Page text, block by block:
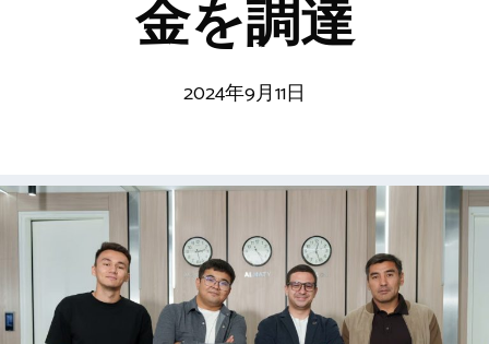
金を調達
2024年9月11日